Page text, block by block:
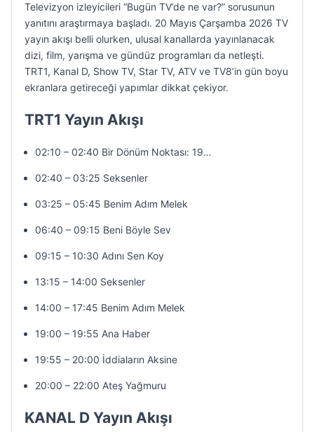
Televizyon izleyicileri “Bugün TV’de ne var?” sorusunun
yanıtını araştırmaya başladı. 20 Mayıs Çarşamba 2026 TV
yayın akışı belli olurken, ulusal kanallarda yayınlanacak
dizi, film, yarışma ve gündüz programları da netleşti.
TRT1, Kanal D, Show TV, Star TV, ATV ve TV8’in gün boyu
ekranlara getireceği yapımlar dikkat çekiyor.
TRT1 Yayın Akışı
02:10 – 02:40 Bir Dönüm Noktası: 19…
02:40 – 03:25 Seksenler
03:25 – 05:45 Benim Adım Melek
06:40 – 09:15 Beni Böyle Sev
09:15 – 10:30 Adını Sen Koy
13:15 – 14:00 Seksenler
14:00 – 17:45 Benim Adım Melek
19:00 – 19:55 Ana Haber
19:55 – 20:00 İddiaların Aksine
20:00 – 22:00 Ateş Yağmuru
KANAL D Yayın Akışı